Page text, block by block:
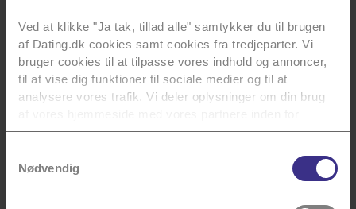
Ved at klikke "Ja tak, tillad alle" samtykker du til brugen
af Dating.dk cookies samt cookies fra tredjeparter. Vi
bruger cookies til at tilpasse vores indhold og annoncer,
til at vise dig funktioner til sociale medier og til at
analysere vores trafik. Vi deler oplysninger om din brug
sociale medier, annoncering og analyse. Vores partnere
dem, eller som de har indsamlet fra din brug af deres
Nødvendig
Kærlig hilsen